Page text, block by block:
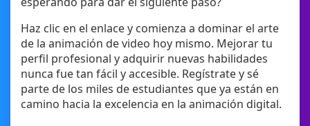
Haz clic en el enlace y comienza a dominar el arte
de la animación de video hoy mismo. Mejorar tu
perfil profesional y adquirir nuevas habilidades
nunca fue tan fácil y accesible. Regístrate y sé
parte de los miles de estudiantes que ya están en
camino hacia la excelencia en la animación digital.